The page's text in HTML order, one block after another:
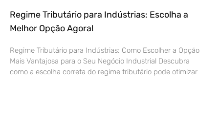
Regime Tributário para Indústrias: Escolha a
Melhor Opção Agora!
Regime Tributário para Indústrias: Como Escolher a Opção
Mais Vantajosa para o Seu Negócio Industrial Descubra
como a escolha correta do regime tributário pode otimizar